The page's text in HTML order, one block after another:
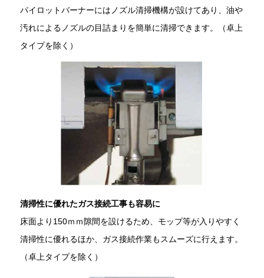
パイロットバーナーにはノズル清掃機構が設けてあり、油や
汚れによるノズルの目詰まりを簡単に清掃できます。（卓上
タイプを除く）
清掃性に優れたガス接続工事も容易に
床面より150ｍｍ隙間を設けるため、モップ等が入りやすく
清掃性に優れるほか、ガス接続作業もスムーズに行えます。
（卓上タイプを除く）